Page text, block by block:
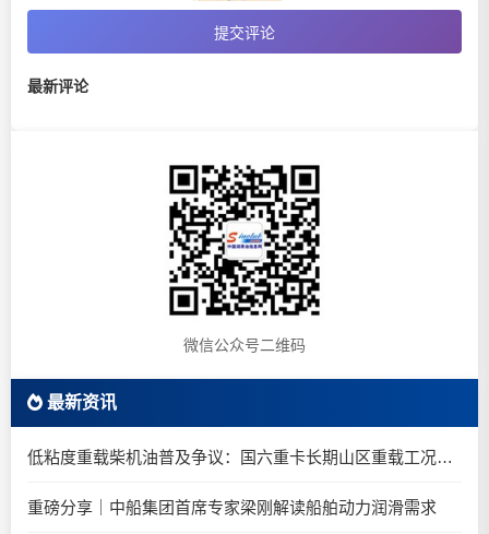
提交评论
最新评论
微信公众号二维码
最新资讯
低粘度重载柴机油普及争议：国六重卡长期山区重载工况是否适合0W-20柴油机油？
重磅分享｜中船集团首席专家梁刚解读船舶动力润滑需求